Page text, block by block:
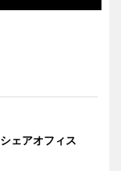
ェアオフィス